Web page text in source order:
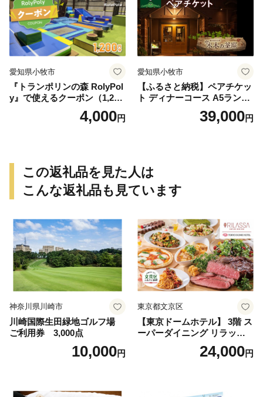
愛知県小牧市
『トランポリンの森 RolyPol
y』で使えるクーポン（1,200
4,000円
愛知県小牧市
【ふるさと納税】ペアチケッ
ト ディナーコース A5ランク
飛騨牛 コース 記念日 お誕生
日 特別な日 完全個室 ノンア
県 小牧市 送料無料
39,000円
この返礼品を見た人は
こんな返礼品も見ています
神奈川県川崎市
川崎国際生田緑地ゴルフ場
ご利用券 3,000点
10,000円
東京都文京区
【東京ドームホテル】 3階 ス
ーパーダイニング リラッサ
ランチブッフェ お食事券 大
人1名様分 関東 東京 ご利用
24,000円